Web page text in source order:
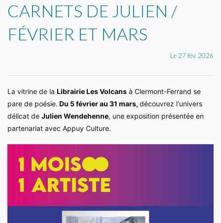
NONE
LES
CATÉGORIES
NONE
DE
PRÉSENTATION
CARNETS DE JULIEN /
FÉVRIER ET MARS
Le 27 fév. 2026
La vitrine de la Librairie Les Volcans à Clermont-Ferrand se
pare de poésie. Du 5 février au 31 mars, découvrez l'univers
délicat de Julien Wendehenne, une exposition présentée en
partenariat avec Appuy Culture.